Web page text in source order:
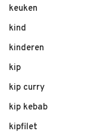
keuken
kind
kinderen
kip
kip curry
kip kebab
kipfilet